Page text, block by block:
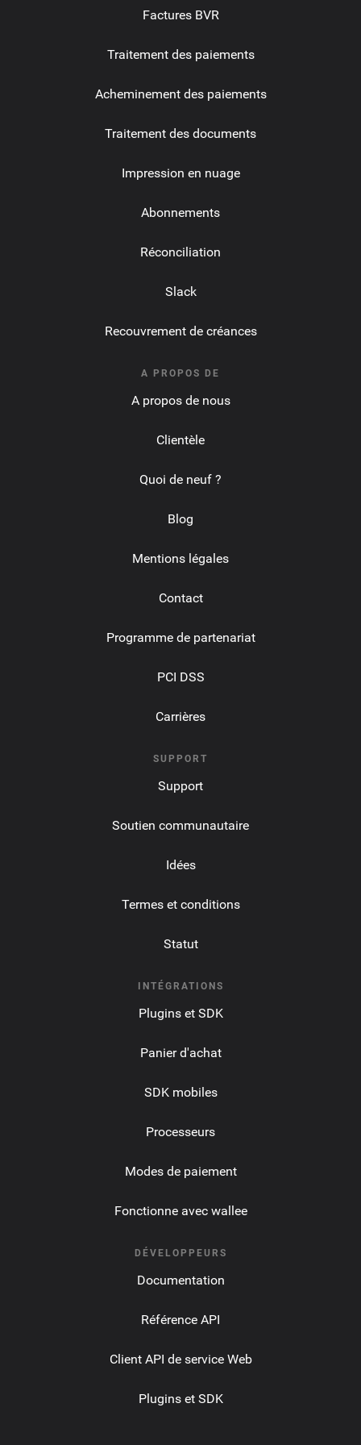
Factures BVR
Traitement des paiements
Acheminement des paiements
Traitement des documents
Impression en nuage
Abonnements
Réconciliation
Slack
Recouvrement de créances
A PROPOS DE
A propos de nous
Clientèle
Quoi de neuf ?
Blog
Mentions légales
Contact
Programme de partenariat
PCI DSS
Carrières
SUPPORT
Support
Soutien communautaire
Idées
Termes et conditions
Statut
INTÉGRATIONS
Plugins et SDK
Panier d'achat
SDK mobiles
Processeurs
Modes de paiement
Fonctionne avec wallee
DÉVELOPPEURS
Documentation
Référence API
Client API de service Web
Plugins et SDK